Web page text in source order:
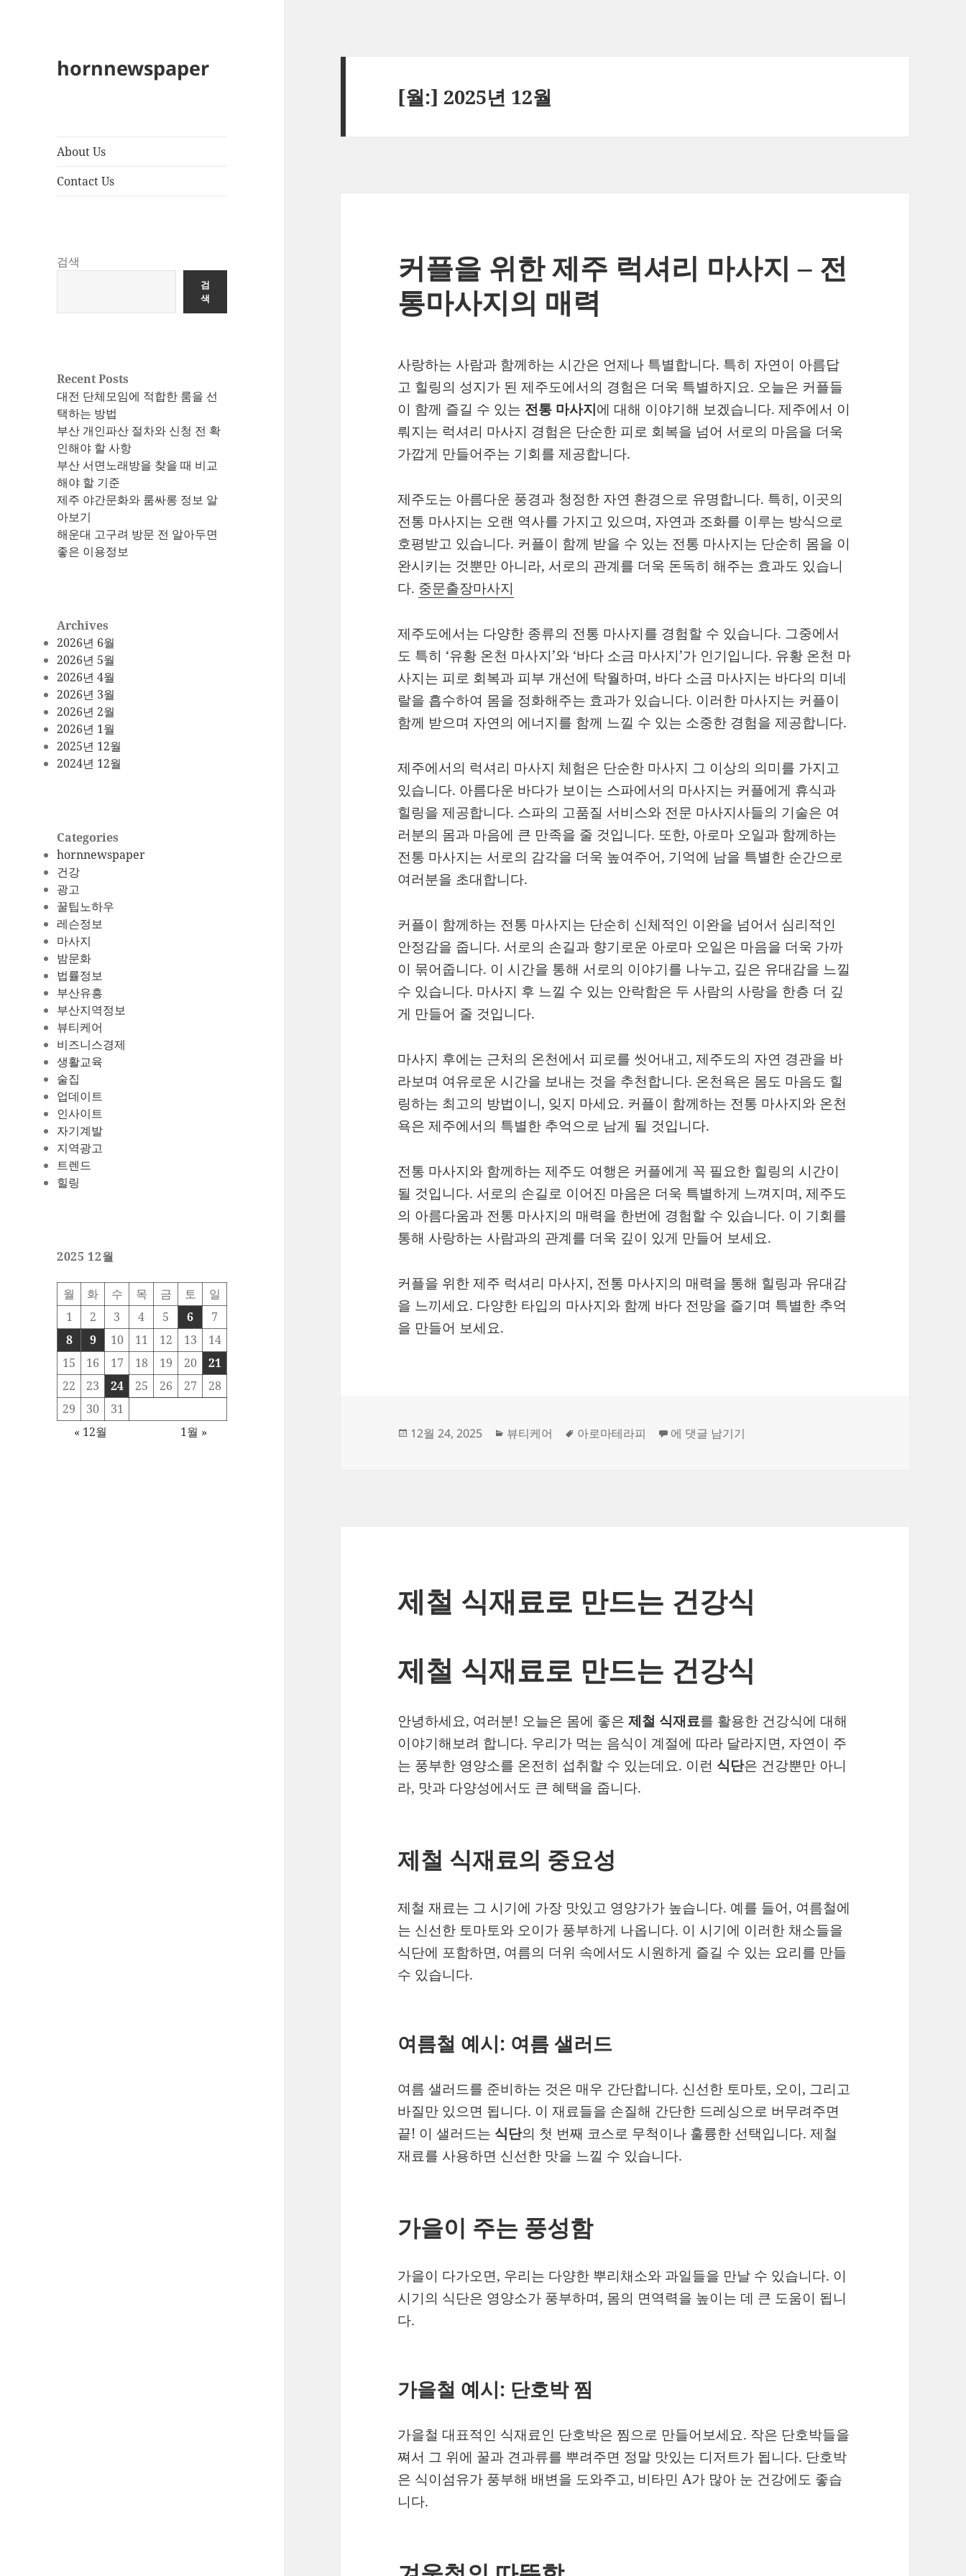
hornnewspaper
About Us
Contact Us
검색
검
색
Recent Posts
대전 단체모임에 적합한 룸을 선
택하는 방법
부산 개인파산 절차와 신청 전 확
인해야 할 사항
부산 서면노래방을 찾을 때 비교
해야 할 기준
제주 야간문화와 룸싸롱 정보 알
아보기
해운대 고구려 방문 전 알아두면
좋은 이용정보
Archives
2026년 6월
2026년 5월
2026년 4월
2026년 3월
2026년 2월
2026년 1월
2025년 12월
2024년 12월
Categories
hornnewspaper
건강
광고
꿀팁노하우
레슨정보
마사지
밤문화
법률정보
부산유흥
부산지역정보
뷰티케어
비즈니스경제
생활교육
술집
업데이트
인사이트
자기계발
지역광고
트렌드
힐링
2025 12월
월 화 수 목 금 토
일
1
2 3 4 5 6
7
8
9 10 11 12 13
14
15
16 17 18 19 20
21
22
23 24 25 26 27
28
29
30
31
« 12월
1월 »
[월:] 2025년 12월
커플을 위한 제주 럭셔리 마사지 – 전
통마사지의 매력
사랑하는 사람과 함께하는 시간은 언제나 특별합니다. 특히 자연이 아름답
고 힐링의 성지가 된 제주도에서의 경험은 더욱 특별하지요. 오늘은 커플들
이 함께 즐길 수 있는 전통 마사지에 대해 이야기해 보겠습니다. 제주에서 이
뤄지는 럭셔리 마사지 경험은 단순한 피로 회복을 넘어 서로의 마음을 더욱
가깝게 만들어주는 기회를 제공합니다.
제주도는 아름다운 풍경과 청정한 자연 환경으로 유명합니다. 특히, 이곳의
전통 마사지는 오랜 역사를 가지고 있으며, 자연과 조화를 이루는 방식으로
호평받고 있습니다. 커플이 함께 받을 수 있는 전통 마사지는 단순히 몸을 이
완시키는 것뿐만 아니라, 서로의 관계를 더욱 돈독히 해주는 효과도 있습니
다. 중문출장마사지
제주도에서는 다양한 종류의 전통 마사지를 경험할 수 있습니다. 그중에서
도 특히 ‘유황 온천 마사지’와 ‘바다 소금 마사지’가 인기입니다. 유황 온천 마
사지는 피로 회복과 피부 개선에 탁월하며, 바다 소금 마사지는 바다의 미네
랄을 흡수하여 몸을 정화해주는 효과가 있습니다. 이러한 마사지는 커플이
함께 받으며 자연의 에너지를 함께 느낄 수 있는 소중한 경험을 제공합니다.
제주에서의 럭셔리 마사지 체험은 단순한 마사지 그 이상의 의미를 가지고
있습니다. 아름다운 바다가 보이는 스파에서의 마사지는 커플에게 휴식과
힐링을 제공합니다. 스파의 고품질 서비스와 전문 마사지사들의 기술은 여
러분의 몸과 마음에 큰 만족을 줄 것입니다. 또한, 아로마 오일과 함께하는
전통 마사지는 서로의 감각을 더욱 높여주어, 기억에 남을 특별한 순간으로
여러분을 초대합니다.
커플이 함께하는 전통 마사지는 단순히 신체적인 이완을 넘어서 심리적인
안정감을 줍니다. 서로의 손길과 향기로운 아로마 오일은 마음을 더욱 가까
이 묶어줍니다. 이 시간을 통해 서로의 이야기를 나누고, 깊은 유대감을 느낄
수 있습니다. 마사지 후 느낄 수 있는 안락함은 두 사람의 사랑을 한층 더 깊
게 만들어 줄 것입니다.
마사지 후에는 근처의 온천에서 피로를 씻어내고, 제주도의 자연 경관을 바
라보며 여유로운 시간을 보내는 것을 추천합니다. 온천욕은 몸도 마음도 힐
링하는 최고의 방법이니, 잊지 마세요. 커플이 함께하는 전통 마사지와 온천
욕은 제주에서의 특별한 추억으로 남게 될 것입니다.
전통 마사지와 함께하는 제주도 여행은 커플에게 꼭 필요한 힐링의 시간이
될 것입니다. 서로의 손길로 이어진 마음은 더욱 특별하게 느껴지며, 제주도
의 아름다움과 전통 마사지의 매력을 한번에 경험할 수 있습니다. 이 기회를
통해 사랑하는 사람과의 관계를 더욱 깊이 있게 만들어 보세요.
커플을 위한 제주 럭셔리 마사지, 전통 마사지의 매력을 통해 힐링과 유대감
을 느끼세요. 다양한 타입의 마사지와 함께 바다 전망을 즐기며 특별한 추억
을 만들어 보세요.
작
12월 24, 2025
카
뷰티케어
태
아로마테라피 커플을 위한 제주 럭셔리 마사지 – 전통마사지의 매력
에 댓글 남기기
제철 식재료로 만드는 건강식
제철 식재료로 만드는 건강식
안녕하세요, 여러분! 오늘은 몸에 좋은제철 식재료를 활용한 건강식에 대해
이야기해보려 합니다. 우리가 먹는 음식이 계절에 따라 달라지면, 자연이 주
는 풍부한 영양소를 온전히 섭취할 수 있는데요. 이런 식단은 건강뿐만 아니
라, 맛과 다양성에서도 큰 혜택을 줍니다.
제철 식재료의 중요성
제철 재료는 그 시기에 가장 맛있고 영양가가 높습니다. 예를 들어, 여름철에
는 신선한 토마토와 오이가 풍부하게 나옵니다. 이 시기에 이러한 채소들을
식단에 포함하면, 여름의 더위 속에서도 시원하게 즐길 수 있는 요리를 만들
수 있습니다.
여름철 예시: 여름 샐러드
여름 샐러드를 준비하는 것은 매우 간단합니다. 신선한 토마토, 오이, 그리고
바질만 있으면 됩니다. 이 재료들을 손질해 간단한 드레싱으로 버무려주면
끝! 이 샐러드는 식단의 첫 번째 코스로 무척이나 훌륭한 선택입니다. 제철
재료를 사용하면 신선한 맛을 느낄 수 있습니다.
가을이 주는 풍성함
가을이 다가오면, 우리는 다양한 뿌리채소와 과일들을 만날 수 있습니다. 이
시기의 식단은 영양소가 풍부하며, 몸의 면역력을 높이는 데 큰 도움이 됩니
다.
가을철 예시: 단호박 찜
가을철 대표적인 식재료인 단호박은 찜으로 만들어보세요. 작은 단호박들을
쪄서 그 위에 꿀과 견과류를 뿌려주면 정말 맛있는 디저트가 됩니다. 단호박
은 식이섬유가 풍부해 배변을 도와주고, 비타민 A가 많아 눈 건강에도 좋습
니다.